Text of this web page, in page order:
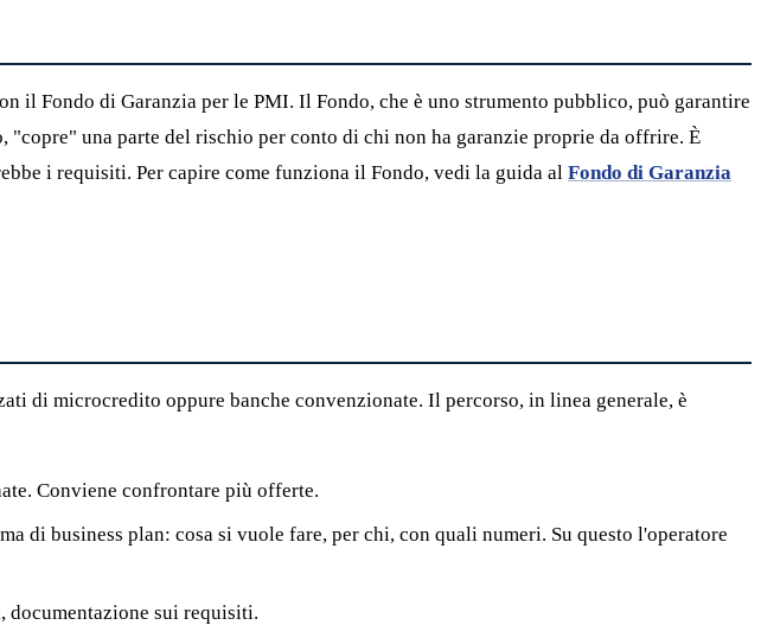
il Fondo di Garanzia per le PMI. Il Fondo, che è uno strumento pubblico, può garantire
una parte del rischio per conto di chi non ha garanzie proprie da offrire. È
i requisiti. Per capire come funziona il Fondo, vedi la guida al Fondo di Garanzia
di microcredito oppure banche convenzionate. Il percorso, in linea generale, è
Conviene confrontare più offerte.
di business plan: cosa si vuole fare, per chi, con quali numeri. Su questo l'operatore
documentazione sui requisiti.